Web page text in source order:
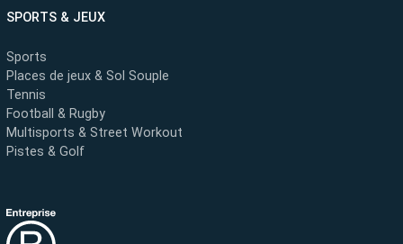
SPORTS & JEUX
Sports
Places de jeux & Sol Souple
Tennis
Football & Rugby
Multisports & Street Workout
Pistes & Golf